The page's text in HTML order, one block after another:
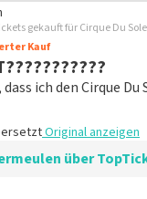
gekauft für Cirque Du
Kauf
ich den Cirque
Original anzeigen
über